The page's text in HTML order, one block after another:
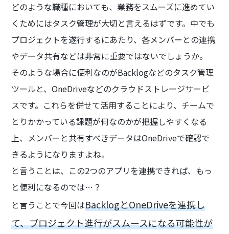
どのような職種においても、業務をスムーズに進めてい
くためにはタスク管理が大切と言えるはずです。中でも
プロジェクトを遂行するにあたり、各メンバーとの連携
やデータ共有などは非常に重要ではないでしょうか。
そのような場合に便利なのがBacklogなどのタスク管理
ツールと、OneDriveなどのクラウドストレージサービ
スです。これらを併せて活用することにより、チームで
とりかかっている課題が何なのかが把握しやすくなる
上、メンバーと共有すべきデータはOneDriveで確認で
きるようになりますよね。
と言うことは、この2つのアプリを連携できれば、もっ
と便利になるのでは…？
と言うことで今回はBacklogとOneDriveを連携し
て、プロジェクト進行がスムースになる可能性が